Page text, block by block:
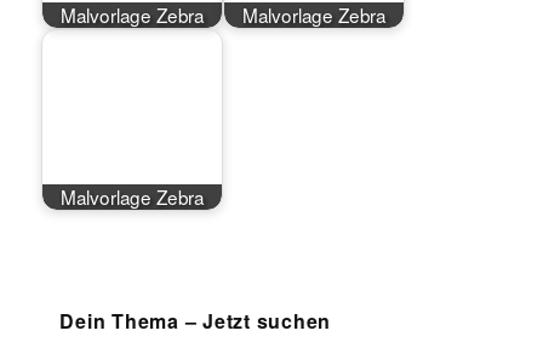
Malvorlage Zebra Malvorlage Zebra
Malvorlage Zebra
Dein Thema – Jetzt suchen